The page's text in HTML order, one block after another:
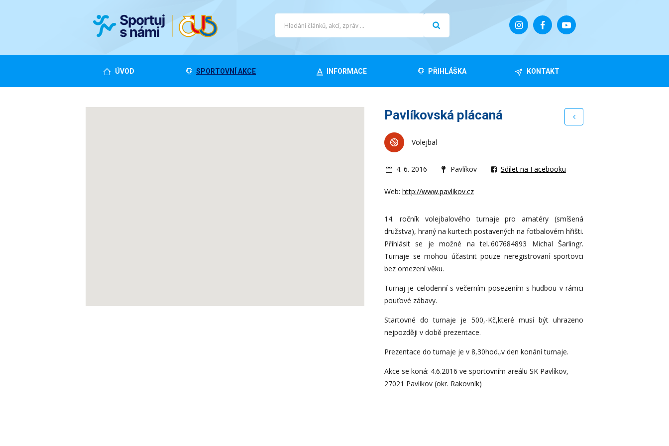
ÚVOD SPORTOVNÍ AKCE INFORMACE PŘIHLÁŠKA KONTAKT
Pavlíkovská plácaná
Volejbal
4. 6. 2016 Pavlíkov Sdílet na Facebooku
Web: http://www.pavlikov.cz
14. ročník volejbalového turnaje pro amatéry (smíšená
družstva), hraný na kurtech postavených na fotbalovém hřišti.
Přihlásit se je možné na tel.:607684893 Michal Šarlingr.
Turnaje se mohou účastnit pouze neregistrovaní sportovci
bez omezení věku.
Turnaj je celodenní s večerním posezením s hudbou v rámci
pouťové zábavy.
Startovné do turnaje je 500,-Kč,které musí být uhrazeno
nejpozději v době prezentace.
Prezentace do turnaje je v 8,30hod.,v den konání turnaje.
Akce se koná: 4.6.2016 ve sportovním areálu SK Pavlíkov,
27021 Pavlíkov (okr. Rakovník)